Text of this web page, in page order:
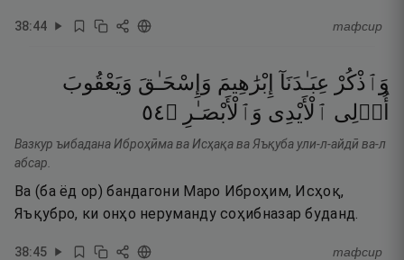
38:44 тафсир
وَٱذْكُرْ عِبَـٰدَنَآ إِبْرَٰهِيمَ وَإِسْحَـٰقَ وَيَعْقُوبَ
أُو۟لِى ٱلْأَيْدِى وَٱلْأَبْصَـٰرِ ۝٤٥
Вазкур ъибадана Иброҳӣма ва Исҳақа ва Яъқуба ули-л-айдӣ ва-л
абсар.
Ва (ба ёд ор) бандагони Маро Иброҳим, Исҳоқ,
Яъқубро, ки онҳо неруманду соҳибназар буданд.
38:45 тафсир